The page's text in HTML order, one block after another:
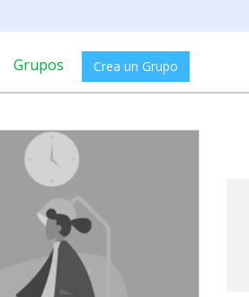
Grupos Crea un Grupo